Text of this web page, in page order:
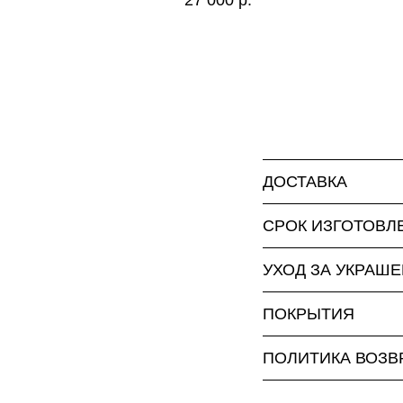
ДОСТАВКА
СРОК
УХОД ЗА
ПОКРЫТИЯ
ПОЛИТИКА